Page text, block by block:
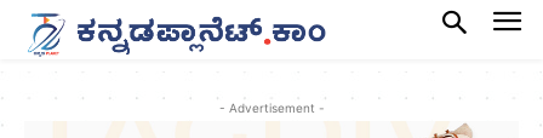
- Advertisement -